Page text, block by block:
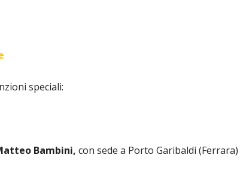
speciali:
Bambini, con sede a Porto Garibaldi (Ferrara)